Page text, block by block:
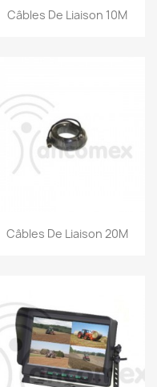
Snel bekijken
Câbles De Liaison 10M
Snel bekijken
Câbles De Liaison 20M